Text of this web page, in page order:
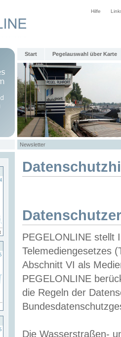
Hilfe
Start Pegelauswahl über Karte
Newsletter
PEGELONLINE stellt
Telemediengesetzes
Abschnitt VI als
PEGELONLINE
die Regeln der
Die Wasserstraßen-